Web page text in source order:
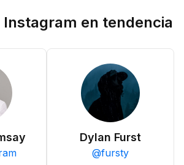
Instagram en tendencia
Dylan Furst
@fursty